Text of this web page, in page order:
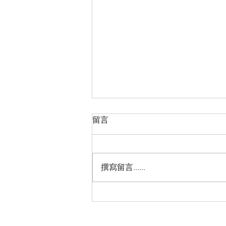
留言
撰寫留言......